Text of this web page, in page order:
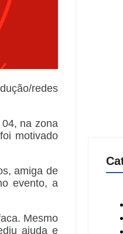
redes
na zona
motivado
amiga de
evento, a
Mesmo
ajuda e